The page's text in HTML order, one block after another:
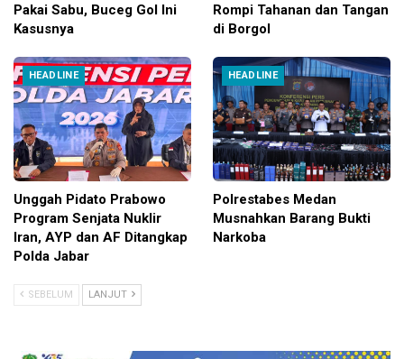
Pakai Sabu, Buceg Gol Ini
Kasusnya
Rompi Tahanan dan Tangan
di Borgol
HEADLINE
Unggah Pidato Prabowo
Program Senjata Nuklir
Iran, AYP dan AF Ditangkap
Polda Jabar
HEADLINE
Polrestabes Medan
Musnahkan Barang Bukti
Narkoba
SEBELUM LANJUT